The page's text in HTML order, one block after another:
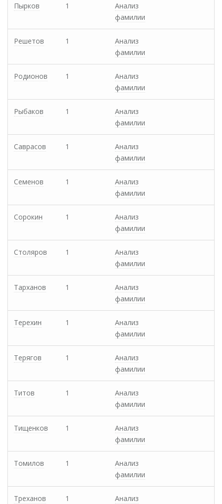
Пырков 1
Анализ
фамилии
Решетов 1
Анализ
фамилии
Родионов 1
Анализ
фамилии
Рыбаков 1
Анализ
фамилии
Саврасов 1
Анализ
фамилии
Семенов 1
Анализ
фамилии
Сорокин 1
Анализ
фамилии
Столяров 1
Анализ
фамилии
Тарханов 1
Анализ
фамилии
Терехин 1
Анализ
фамилии
Терягов 1
Анализ
фамилии
Титов 1
Анализ
фамилии
Тищенков 1
Анализ
фамилии
Томилов 1
Анализ
фамилии
Треханов 1
Анализ